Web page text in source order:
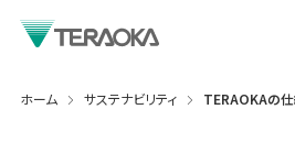
ホーム サステナビリティ TERAOKAの仕